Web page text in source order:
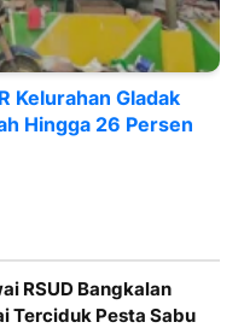
Kelurahan Gladak
Hingga 26 Persen
RSUD Bangkalan
Terciduk Pesta Sabu